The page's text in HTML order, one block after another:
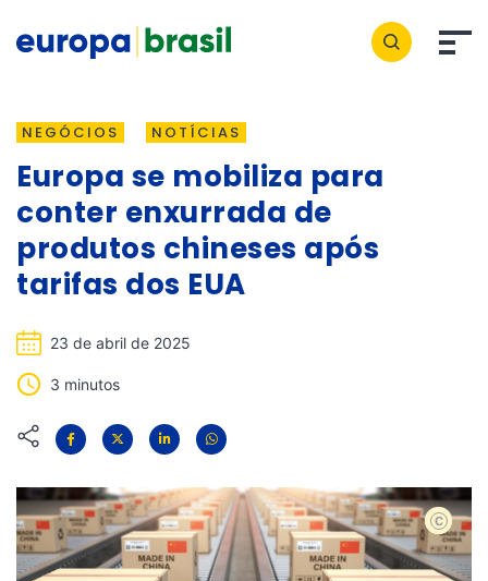
NEGÓCIOS NOTÍCIAS
Europa se mobiliza para
conter enxurrada de
produtos chineses após
tarifas dos EUA
23 de abril de 2025
3 minutos